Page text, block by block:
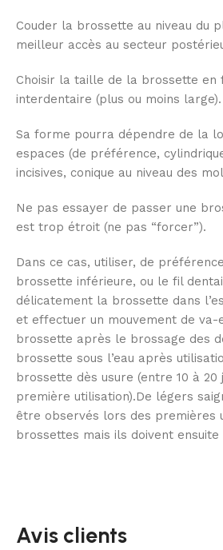
Couder la brossette au niveau du
meilleur accès au secteur
Choisir la taille de la brossette en
interdentaire (plus ou moins large).
Sa forme pourra dépendre de la
espaces (de préférence,
incisives, conique au niveau des
Ne pas essayer de passer une
est trop étroit (ne pas “forcer”).
Dans ce cas, utiliser, de
brossette inférieure, ou le fil
délicatement la brossette dans
et effectuer un mouvement de va-
brossette après le brossage des
brossette sous l’eau après
brossette dès usure (entre 10 à
première utilisation).De légers
être observés lors des premières
brossettes mais ils doivent
Avis clients